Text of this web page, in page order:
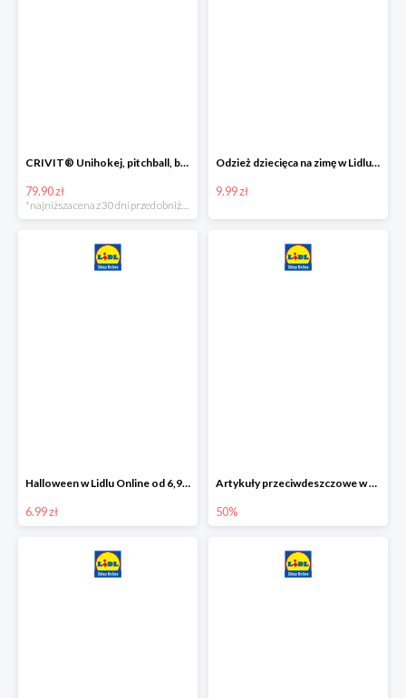
CRIVIT® Unihokej, pitchball, bean bag lub disc golf
79.90 zł
Odzież dziecięca na zimę w Lidlu Online od 9,99 zł
9.99 zł
Halloween w Lidlu Online od 6,99 zł
6.99 zł
Artykuły przeciwdeszczowe w Lodilu Online do -50%
50%